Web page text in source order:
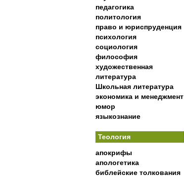
педагогика
политология
право и юриспруденция
психология
социология
философия
художественная
литература
Школьная литература
экономика и менеджмент
юмор
языкознание
Теология
апокрифы
апологетика
библейские толкования